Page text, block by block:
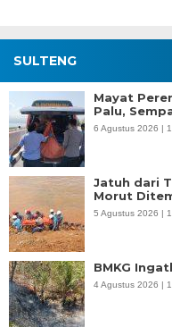
SULTENG
Mayat
Palu,
6 Agustus 2026 |
Jatuh dari
Morut
5 Agustus 2026 |
BMKG
4 Agustus 2026 |